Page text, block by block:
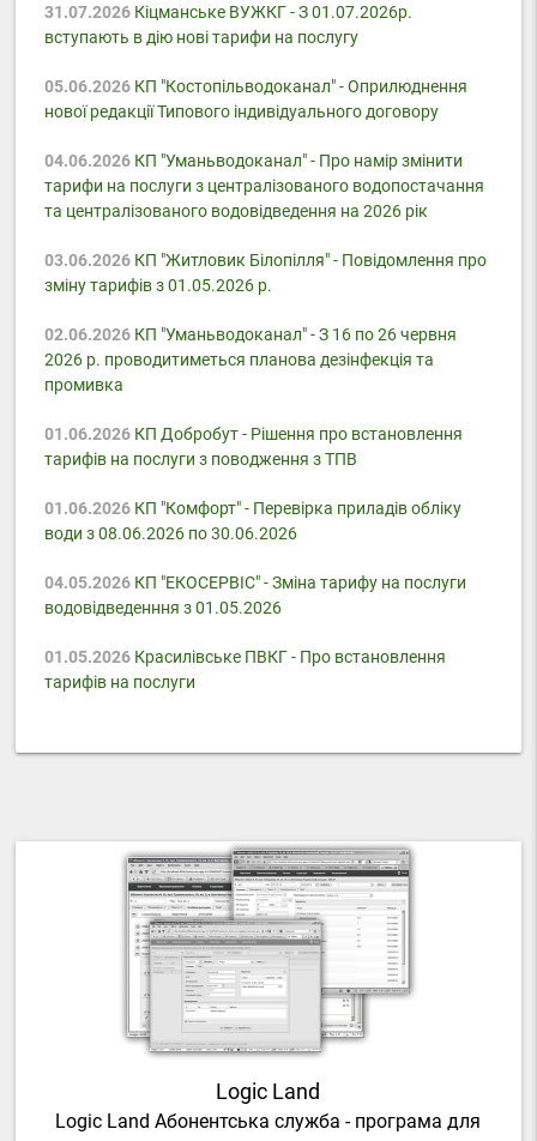
31.07.2026Кіцманське ВУЖКГ - З 01.07.2026р.
вступають в дію нові тарифи на послугу
05.06.2026КП "Костопільводоканал" - Оприлюднення
нової редакції Типового індивідуального договору
04.06.2026КП "Уманьводоканал" - Про намір змінити
тарифи на послуги з централізованого водопостачання
та централізованого водовідведення на 2026 рік
03.06.2026КП "Житловик Білопілля" - Повідомлення про
зміну тарифів з 01.05.2026 р.
02.06.2026КП "Уманьводоканал" - З 16 по 26 червня
2026 р. проводитиметься планова дезінфекція та
промивка
01.06.2026КП Добробут - Pішення про встановлення
тарифів на послуги з поводження з ТПВ
01.06.2026КП "Комфорт" - Перевірка приладів обліку
води з 08.06.2026 по 30.06.2026
04.05.2026КП "ЕКОСЕРВІС" - Зміна тарифу на послуги
водовідведенння з 01.05.2026
01.05.2026Красилівське ПВКГ - Про встановлення
тарифів на послуги
Logic Land
Logic Land Абонентська служба - програма для